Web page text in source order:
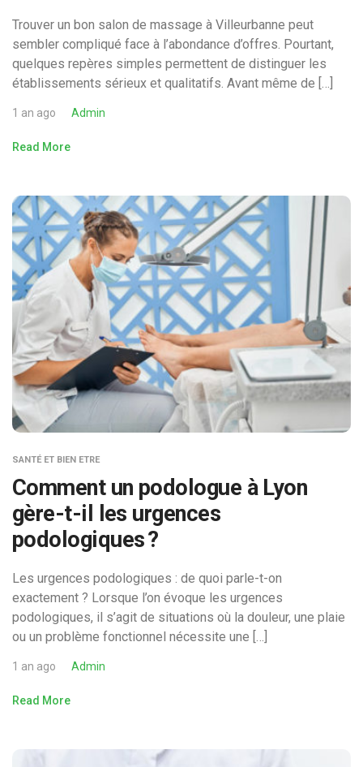
Trouver un bon salon de massage à Villeurbanne peut
sembler compliqué face à l’abondance d’offres. Pourtant,
quelques repères simples permettent de distinguer les
établissements sérieux et qualitatifs. Avant même de […]
1 an ago Admin
Read More
SANTÉ ET BIEN ETRE
Comment un podologue à Lyon
gère-t-il les urgences
podologiques ?
Les urgences podologiques : de quoi parle-t-on
exactement ? Lorsque l’on évoque les urgences
podologiques, il s’agit de situations où la douleur, une plaie
ou un problème fonctionnel nécessite une […]
1 an ago Admin
Read More